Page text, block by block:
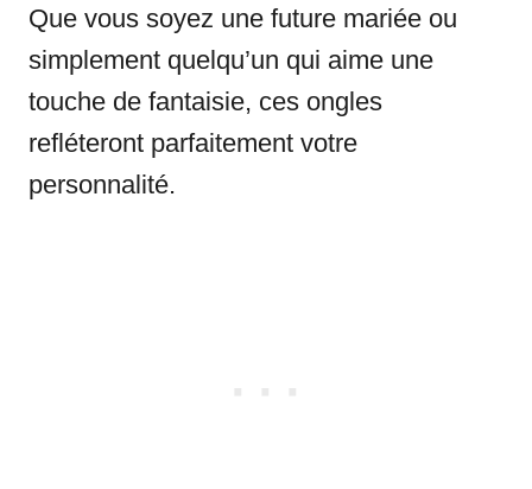
Que vous soyez une future mariée ou
simplement quelqu’un qui aime une
touche de fantaisie, ces ongles
refléteront parfaitement votre
personnalité.